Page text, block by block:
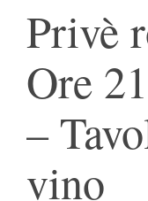
Privè
Ore
–
vino